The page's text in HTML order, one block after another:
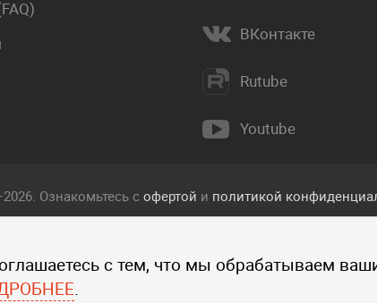
с тем, что мы обрабатываем
.
ВКонтакте
Rutube
Youtube
Ознакомьтесь с офертой и политикой
фотографии, изображения, и другие объекты,
интеллектуальной собственности компании
изображений и других объектов данного сайта